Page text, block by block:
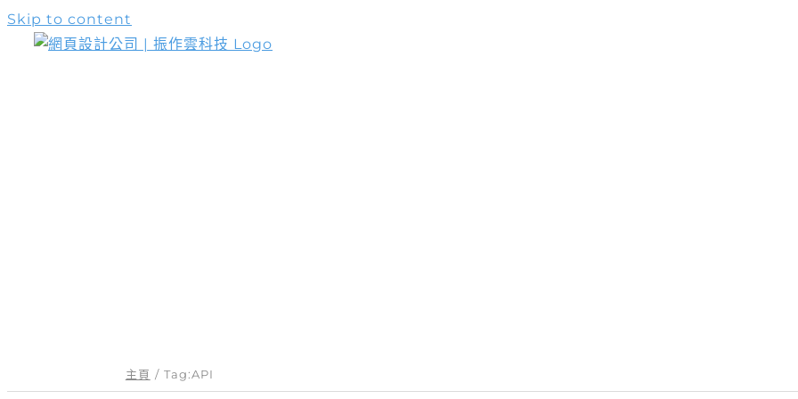
Skip to content
主頁 Tag:API